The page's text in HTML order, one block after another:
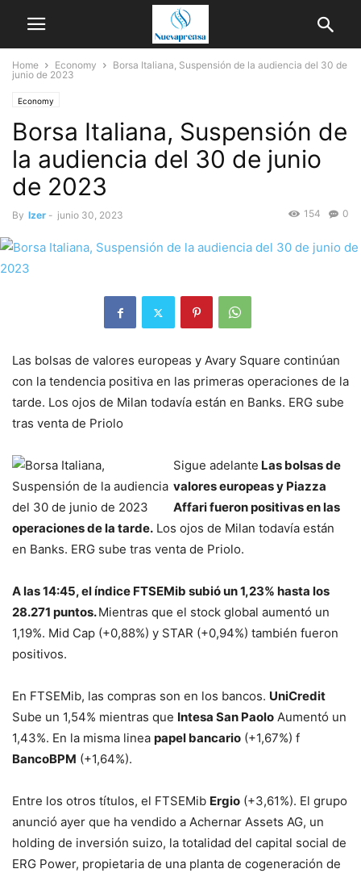
Home Economy
Borsa Italiana, Suspensión de la audiencia del 30 de
junio de 2023
Economy
Borsa Italiana, Suspensión de
la audiencia del 30 de junio
de 2023
By Izer - junio 30, 2023 0
154
Las bolsas de valores europeas y Avary Square continúan
con la tendencia positiva en las primeras operaciones de la
tarde. Los ojos de Milan todavía están en Banks. ERG sube
tras venta de Priolo
Sigue adelante Las bolsas de
valores europeas y Piazza
Affari fueron positivas en las
operaciones de la tarde. Los ojos de Milan todavía están
en Banks. ERG sube tras venta de Priolo.
A las 14:45, el índice FTSEMib subió un 1,23% hasta los
28.271 puntos.Mientras que el stock global aumentó un
1,19%. Mid Cap (+0,88%) y STAR (+0,94%) también fueron
positivos.
En FTSEMib, las compras son en los bancos. UniCredit
Sube un 1,54% mientras que Intesa San Paolo Aumentó un
1,43%. En la misma linea papel bancario (+1,67%) f
BancoBPM (+1,64%).
Entre los otros títulos, el FTSEMib Ergio (+3,61%). El grupo
anunció ayer que ha vendido a Achernar Assets AG, un
holding de inversión suizo, la totalidad del capital social de
ERG Power, propietaria de una planta de cogeneración de